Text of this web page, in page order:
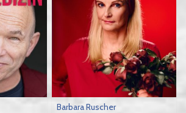
Barbara Ruscher